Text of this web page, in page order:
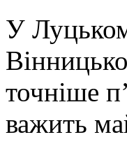
У
точніше
важить